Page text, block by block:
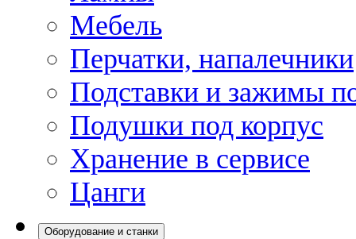
Мебель
Перчатки, напалечники
Подставки и зажимы
Подушки под корпус
Хранение в сервисе
Цанги
Оборудование и станки